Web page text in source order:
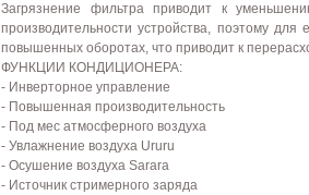
Загрязнение фильтра приводит к
производительности устройства, поэтому
повышенных оборотах, что приводит к
ФУНКЦИИ КОНДИЦИОНЕРА:
- Инверторное управление
- Повышенная производительность
- Под мес атмосферного воздуха
- Увлажнение воздуха Ururu
- Осушение воздуха Sarara
- Источник стримерного заряда